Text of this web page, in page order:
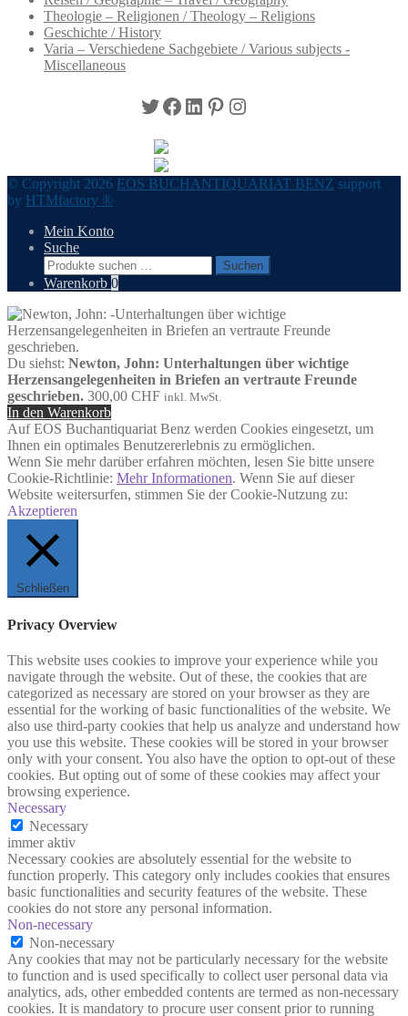
Theologie – Religionen / Theology – Religions
Geschichte / History
Varia – Verschiedene Sachgebiete / Various subjects -
Miscellaneous
Twitter
Facebook
LinkedIn
Pinterest
Instagram
© Copyright 2026 EOS BUCHANTIQUARIAT BENZ support
by HTMfactory ®
Mein Konto
Suche
Suchen
nach:
Suchen
Warenkorb 0
Du siehst: Newton, John: Unterhaltungen über wichtige
Herzensangelegenheiten in Briefen an vertraute Freunde
geschrieben. 300,00 CHF inkl. MwSt.
In den Warenkorb
Auf EOS Buchantiquariat Benz werden Cookies eingesetzt, um
Ihnen ein optimales Benutzererlebnis zu ermöglichen.
Wenn Sie mehr darüber erfahren möchten, lesen Sie bitte unsere
Cookie-Richtlinie: Mehr Informationen. Wenn Sie auf dieser
Website weitersurfen, stimmen Sie der Cookie-Nutzung zu:
Akzeptieren
Schließen
Privacy Overview
This website uses cookies to improve your experience while you
navigate through the website. Out of these, the cookies that are
categorized as necessary are stored on your browser as they are
essential for the working of basic functionalities of the website. We
also use third-party cookies that help us analyze and understand how
you use this website. These cookies will be stored in your browser
only with your consent. You also have the option to opt-out of these
cookies. But opting out of some of these cookies may affect your
browsing experience.
Necessary
Necessary
immer aktiv
Necessary cookies are absolutely essential for the website to
function properly. This category only includes cookies that ensures
basic functionalities and security features of the website. These
cookies do not store any personal information.
Non-necessary
Non-necessary
Any cookies that may not be particularly necessary for the website
to function and is used specifically to collect user personal data via
analytics, ads, other embedded contents are termed as non-necessary
cookies. It is mandatory to procure user consent prior to running